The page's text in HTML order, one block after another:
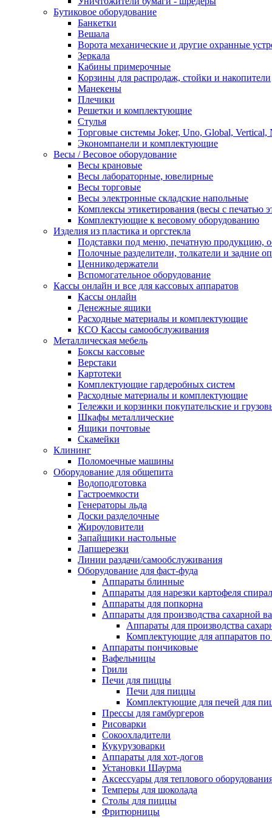
Бутиковое оборудование
Банкетки
Вешала
Ворота механические и другие охранные
Зеркала
Кабины примерочные
Корзины для распродаж, стойки и накопители
Манекены
Плечики
Решетки и комплектующие
Стулья
Торговые системы Joker, Uno, Global, Vertical,
Экономпанели и комплектующие
Весы / Весовое оборудование
Весы крановые
Весы лабораторные, ювелирные
Весы торговые
Весы электронные складские напольные
Комплексы этикетирования (весы с печатью
Комплектующие к весовому оборудованию
Изделия из пластика и оргстекла
Подставки под меню, печатную продукцию,
Полочные разделители, толкатели и задние
Ценникодержатели
Вспомогательное оборудование
Кассы онлайн и все для кассовых аппаратов
Кассы онлайн
Денежные ящики
Расходные материалы и комплектующие
КСО Кассы самообслуживания
Металлическая мебель
Боксы кассовые
Верстаки
Картотеки
Комплектующие гардеробных систем
Расходные материалы и комплектующие
Тележки и корзинки покупательские и
Шкафы металлические
Ящики почтовые
Скамейки
Клининг
Поломоечные машины
Оборудование для общепита
Водоподготовка
Гастроемкости
Генераторы льда
Доски разделочные
Жироуловители
Запайщики настольные
Лапшерезки
Линии раздачи/самообслуживания
Оборудование для фаст-фуда
Аппараты блинные
Аппараты для нарезки картофеля
Аппараты для попкорна
Аппараты для производства сахарной
Аппараты для производства
Комплектующие для аппаратов по
Аппараты пончиковые
Вафельницы
Грили
Печи для пиццы
Печи для пиццы
Комплектующие для печей для
Прессы для гамбургеров
Рисоварки
Сокоохладители
Кукурузоварки
Аппараты для хот-догов
Установки Шаурма
Аксессуары для теплового
Темперы для шоколада
Столы для пиццы
Фритюрницы